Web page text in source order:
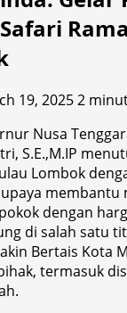
19, 20252
Nusa
S.E.,M.IP
Lombok
membantu
dengan
di salah satu
Bertais Kota
termasuk